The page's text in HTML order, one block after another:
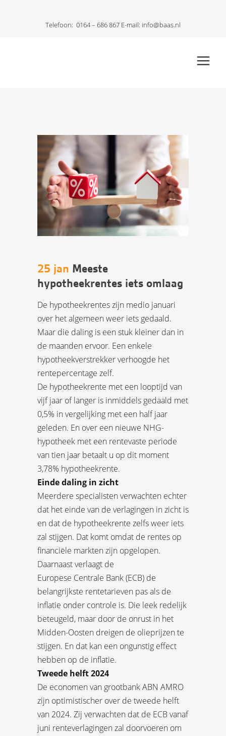
Telefoon: 0164 – 686 867 E-mail: info@baas.nl
25 jan Meeste
hypotheekrentes iets omlaag
De hypotheekrentes zijn medio januari
over het algemeen weer iets gedaald.
Maar die daling is een stuk kleiner dan in
de maanden ervoor. Een enkele
hypotheekverstrekker verhoogde het
rentepercentage zelf.
De hypotheekrente met een looptijd van
vijf jaar of langer is inmiddels gedaald met
0,5% in vergelijking met een half jaar
geleden. En over een nieuwe NHG-
hypotheek met een rentevaste periode
van tien jaar betaalt u op dit moment
3,78% hypotheekrente.
Einde daling in zicht
Meerdere specialisten verwachten echter
dat het einde van de verlagingen in zicht is
en dat de hypotheekrente zelfs weer iets
zal stijgen. Dat komt omdat de rentes op
financiële markten zijn opgelopen.
Daarnaast verlaagt de
Europese Centrale Bank (ECB) de
belangrijkste rentetarieven pas als de
inflatie onder controle is. Die leek redelijk
beteugeld, maar door de onrust in het
Midden-Oosten dreigen de olieprijzen te
stijgen. En dat kan een ongunstig effect
hebben op de inflatie.
Tweede helft 2024
De economen van grootbank ABN AMRO
zijn optimistischer over de tweede helft
van 2024. Zij verwachten dat de ECB vanaf
juni renteverlagingen zal doorvoeren om